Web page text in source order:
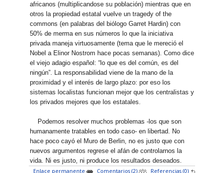
africanos (multiplicandose su población) mientras que en
otros la propiedad estatal vuelve un tragedy of the
commons (en palabras del biólogo Garret Hardin) con
50% de merma en sus números lo que la iniciativa
privada maneja virtuosamente (tema que le mereció el
Nobel a Elinor Nostrom hace pocas semanas). Como dice
el viejo adagio español: “lo que es del común, es del
ningún”. La responsabilidad viene de la mano de la
proximidad y el interés de largo plazo: por eso los
sistemas localistas funcionan mejor que los centralistas y
los privados mejores que los estatales.
Podemos resolver muchos problemas -los que son
humanamente tratables en todo caso- en libertad. No
hace poco cayó el Muro de Berlin, no es justo que con
nuevos argumentos regrese el afán de controlarnos la
vida. Ni es justo, ni produce los resultados deseados.
Enlace permanente
Comentarios (2) Referencias (0)